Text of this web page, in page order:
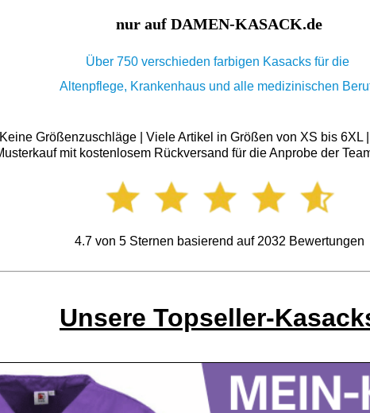
nur auf DAMEN-KASACK.de
Über 750 verschieden farbigen Kasacks für die
Altenpflege, Krankenhaus und alle medizinischen
Größenzuschläge | Viele Artikel in Größen von XS bis 6XL
mit kostenlosem Rückversand für die Anprobe der
4.7von 5Sternen basierend auf 2032 Bewertungen
Unsere Topseller-